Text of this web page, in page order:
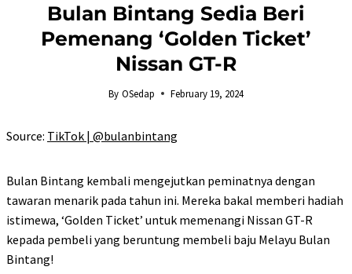
Bulan Bintang Sedia Beri
Pemenang ‘Golden Ticket’
Nissan GT-R
By OSedap February 19, 2024
Source: TikTok | @bulanbintang
Bulan Bintang kembali mengejutkan peminatnya dengan
tawaran menarik pada tahun ini. Mereka bakal memberi hadiah
istimewa, ‘Golden Ticket’ untuk memenangi Nissan GT-R
kepada pembeli yang beruntung membeli baju Melayu Bulan
Bintang!